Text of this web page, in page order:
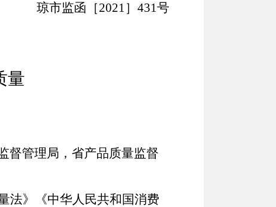
琼市监函［2021］431号
量
督管理局，省产品质量监督
法》《中华人民共和国消费